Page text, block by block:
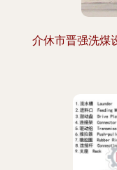
介休市晋强洗煤